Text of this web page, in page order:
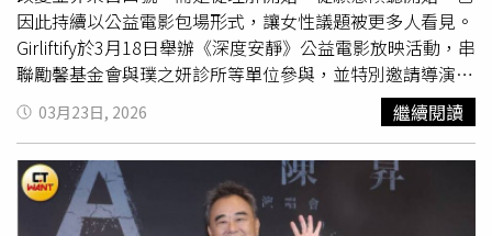
誤，駁回上訴，維持原判。此外，NONO尚涉及另1宗案
件，內容為涉嫌對2名女子進行性侵與猥褻。該案最初由士
林地檢署作出不起訴處分，但經被害人聲請再議成功後，案
件被撤銷並發回續查。士檢於去年8月重新偵查後，改為提
起公訴，目前該案仍在士林地方法院一審審理中，尚未作出
判決。◎尊重身體自主權，請撥打113、110。◎若自身或
旁人遭受身體精神虐待、性騷擾、性侵害，請打110報案再
打113找社工
因此持續以公益電影包場形式，讓女性議題被更多人看見。
Girliftify於3月18日舉辦《深度安靜》公益電影放映活動，串
聯勵馨基金會與璞之妍診所等單位參與，並特別邀請導演沈
可尚、監製瞿友寧，以及演員張孝全、林依晨、金士傑出席
與觀眾交流。談到此次包場原因，陳以甯表示，是被電影中
MeToo 創傷長大的女性，傷痕並未隨時間消失，而是持續影
響人生，「那道傷會在你以為已經好了的時候，再次悄悄出
03月23日, 2026 繼續閱讀